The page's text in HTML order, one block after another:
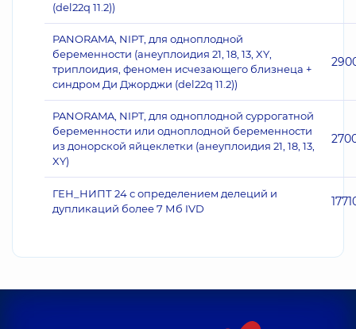
(del22q 11.2))
PANORAMA, NIPT, для одноплодной
беременности (анеуплоидия 21, 18, 13, XY,
триплоидия, феномен исчезающего близнеца +
синдром Ди Джорджи (del22q 11.2))
PANORAMA, NIPT, для одноплодной суррогатной
беременности или одноплодной беременности
из донорской яйцеклетки (анеуплоидия 21, 18, 13,
XY)
ГЕН_НИПТ 24 с определением делеций и
дупликаций более 7 Мб ​​IVD